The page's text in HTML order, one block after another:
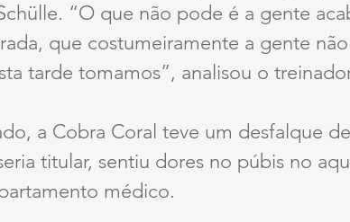
“O que não pode é a gente
que costumeiramente a gente
tarde tomamos”, analisou o
a Cobra Coral teve um desfalque
titular, sentiu dores no púbis no
médico.